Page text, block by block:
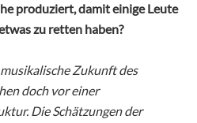
produziert, damit einige Leute
zu retten haben?
Zukunft des
doch vor einer
Die Schätzungen der